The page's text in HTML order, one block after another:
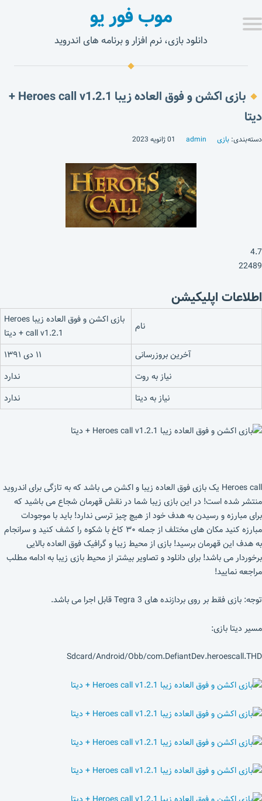
موب فور یو
دانلود بازی، نرم افزار و برنامه های اندروید
بازی اکشن و فوق العاده زیبا Heroes call v1.2.1 +
دیتا
دسته‌بندی: بازی admin 01 ژانویه 2023
4.7
22489
اطلاعات اپلیکیشن
نام
بازی اکشن و فوق العاده زیبا Heroes
call v1.2.1 + دیتا
آخرین بروزرسانی
۱۱ دی ۱۳۹۱
نیاز به روت
ندارد
نیاز به دیتا
ندارد
Heroes call یک بازی فوق العاده زیبا و اکشن می باشد که به تازگی برای اندروید
منتشر شده است! در این بازی زیبا شما در نقش قهرمان شجاع می باشید که
برای مبارزه و رسیدن به هدف خود از هیچ چیز ترسی ندارد! باید با موجودات
مبارزه کنید مکان های مختلف از جمله ۳۰ کاخ با شکوه را کشف کنید و سرانجام
به هدف این قهرمان برسید! بازی از محیط زیبا و گرافیک فوق العاده بالایی
برخوردار می باشد! برای دانلود و تصاویر بیشتر از محیط بازی زیبا به ادامه مطلب
مراجعه نمایید!
توجه: بازی فقط بر روی بردازنده های Tegra 3 قابل اجرا می باشد.
مسیر دیتا بازی:
Sdcard/Android/Obb/com.DefiantDev.heroescall.THD